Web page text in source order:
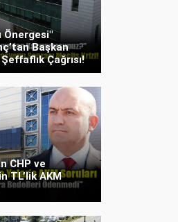
Önergesi"
Başkan
Çağrısı!
CHP ve
TL’lik AKM